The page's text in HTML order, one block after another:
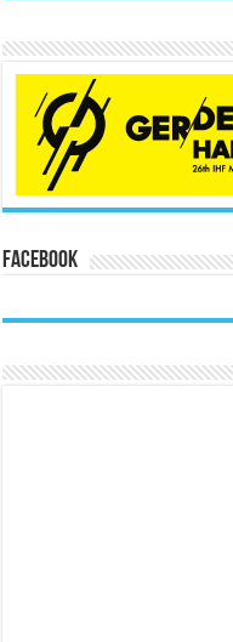
Facebook